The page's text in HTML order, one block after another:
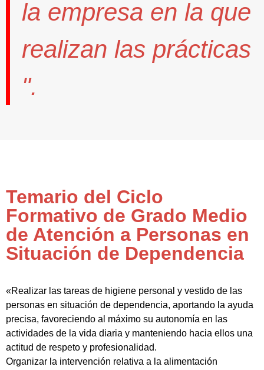
la empresa en la que
realizan las prácticas
".
Temario del Ciclo
Formativo de Grado Medio
de Atención a Personas en
Situación de Dependencia
«Realizar las tareas de higiene personal y vestido de las
personas en situación de dependencia, aportando la ayuda
precisa, favoreciendo al máximo su autonomía en las
actividades de la vida diaria y manteniendo hacia ellos una
actitud de respeto y profesionalidad.
Organizar la intervención relativa a la alimentación